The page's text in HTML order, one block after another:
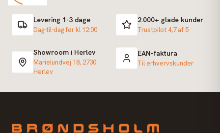
Levering 1-3 dage
Dag-til-dag før kl 12:00
2.000+ glade kunder
Trustpilot 4,7 af 5
Showroom i Herlev
Marielundvej 18, 2730
Herlev
EAN-faktura
Til erhvervskunder